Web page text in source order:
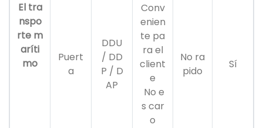
El tra
nspo
rte m
aríti
mo
Puert
a
DDU
/ DD
P / D
AP
Conv
enien
te pa
ra el
client
e
No e
s car
o
No ra
pido
Sí